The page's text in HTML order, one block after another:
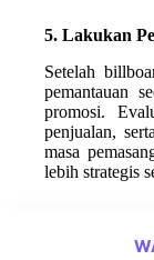
5. Lakukan
Setelah
pemantauan
promosi.
penjualan,
masa
lebih strategis